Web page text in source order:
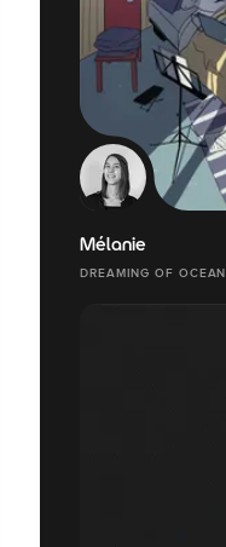
Mélanie
DREAMING OF OCEAN